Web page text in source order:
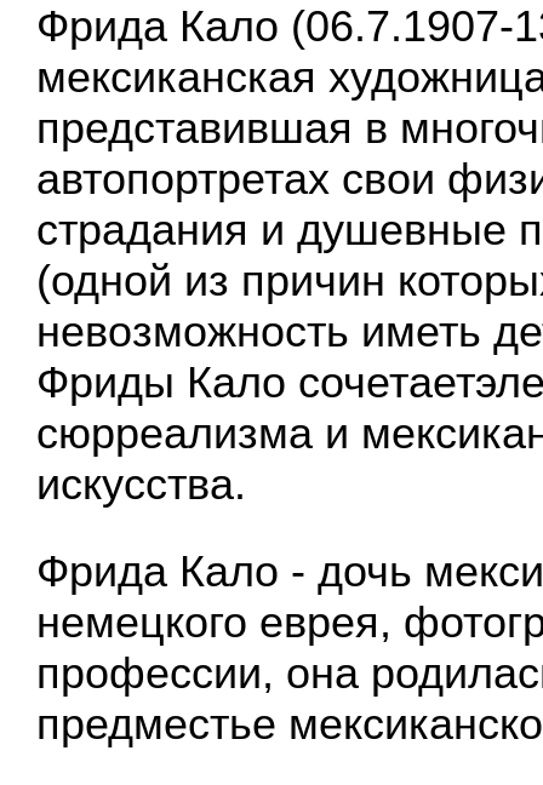
Фрида Кало (06.7.1907-
мексиканская
представившая в
автопортретах свои
страдания и душевные
(одной из причин
невозможность иметь
Фриды Кало
сюрреализма и
искусства.
Фрида Кало - дочь
немецкого еврея,
профессии, она
предместье